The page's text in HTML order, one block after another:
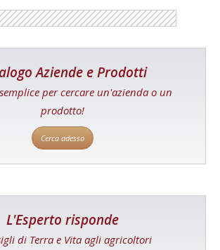
Aziende e Prodotti
per cercare un'azienda o un
prodotto!
Cerca adesso
L'Esperto risponde
di Terra e Vita agli agricoltori